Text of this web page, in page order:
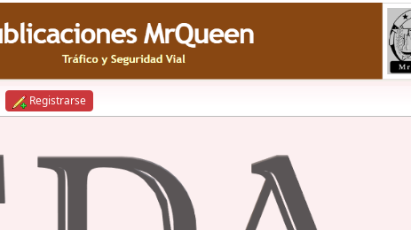
Registrarse